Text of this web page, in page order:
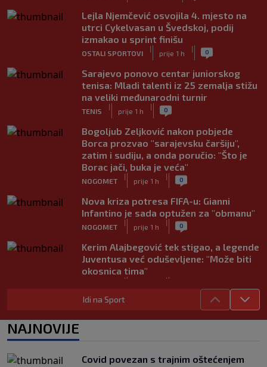
Lejla Njemčević osvojila 4. mjesto na
utrci Cykelvasan u Švedskoj, podij
izmakao u sprint finišu
OSTALI SPORTOVI
|
prije 1 h
| 0
Sarajevo ponovo centar juniorskog
tenisa: Mladi talenti iz 25 zemalja stižu
na veliki međunarodni turnir
TENIS
|
prije 1 h
| 0
Bogoljub Zeljković nakon pobjede
Borca prozvao "sarajevsku čaršiju",
zatim i sudiju, a onda poručio: "Što je
Borac jači, buka je veća"
NOGOMET
|
prije 1 h
| 0
Nova kriza potresa FIFA-u: Gianni
Infantino je sada optužen za "obmanu"
NOGOMET
|
prije 1 h
| 0
Kerim Alajbegović tek stigao, a legende
Juventusa već oduševljene: "Može biti
okosnica tima"
| |
Dennis Hadžikadunić konačno dobio
Ažurirana ATP lista: Damir Džumhur
Idi na Sport
NAJNOVIJE
Covid povezan s trajnim oštećenjem